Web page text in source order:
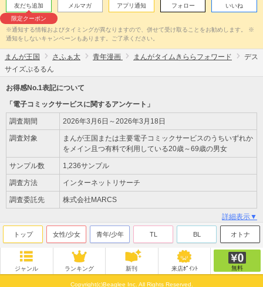
友だち追加
限定クーポン
メルマガ アプリ通知 フォロー いいね
※通知する情報およびタイミングが異なりますので、併せて受け取ることをお勧めします。 ※
通知をしないキャンペーンもあります。ご了承ください。
まんが王国 さふぁ太 青年漫画 まんがタイムきららフォワード
デス
サイズぷるるん
お得感No.1表記について
「電子コミックサービスに関するアンケート」
調査期間 2026年3月6日～2026年3月18日
調査対象
まんが王国または主要電子コミックサービスのうちいずれか
をメイン且つ有料で利用している20歳～69歳の男女
サンプル数 1,236サンプル
調査方法 インターネットリサーチ
調査委託先 株式会社MARCS
詳細表示▼
トップ 女性/少女 青年/少年 TL BL オトナ
ジャンル ランキング 新刊 来店ﾎﾟｲﾝﾄ 無料
Copyright(c)Beaglee Inc. All Rights Reserved.